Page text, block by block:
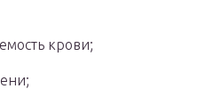
крови;